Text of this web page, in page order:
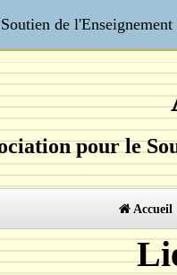
de
pour le
Accueil